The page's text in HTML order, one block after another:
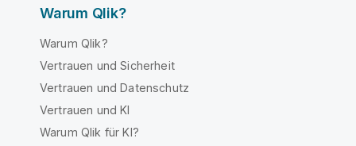
Warum Qlik?
Warum Qlik?
Vertrauen und Sicherheit
Vertrauen und Datenschutz
Vertrauen und KI
Warum Qlik für KI?